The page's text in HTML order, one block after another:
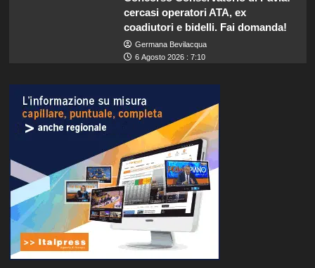
cercasi operatori ATA, ex
coadiutori e bidelli. Fai domanda!
Germana Bevilacqua
6 Agosto 2026 : 7:10